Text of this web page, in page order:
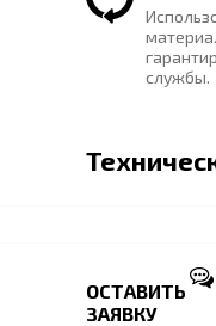
службы.
ОСТАВИТЬ
ЗАЯВКУ